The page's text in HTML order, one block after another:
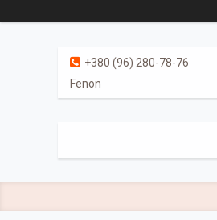
+380 (96) 280-78-76
Fenon